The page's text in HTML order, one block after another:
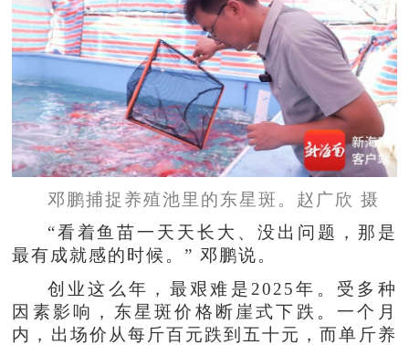
邓鹏捕捉养殖池里的东星斑。赵广欣 摄
“看着鱼苗一天天长大、没出问题，那是
最有成就感的时候。” 邓鹏说。
创业这么年，最艰难是2025年。受多种
因素影响，东星斑价格断崖式下跌。一个月
内，出场价从每斤百元跌到五十元，而单斤养